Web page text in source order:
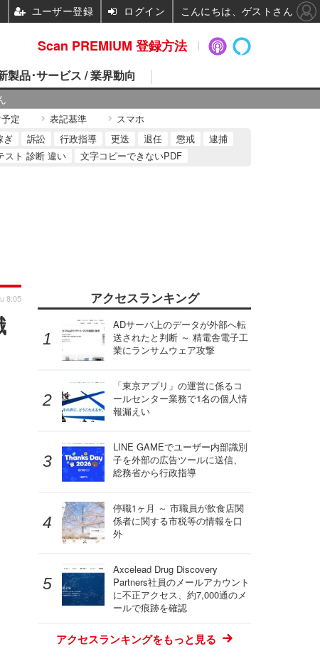
製品･サービス / 業界動向
定 表記基準 スマホ
ぎ 訴訟 行政指導 更迭 退任 懲戒
逮捕
スト 診断 違い 文字コピーできないPDF
8:05 アクセスランキング
ADサーバ上のデータが外部へ転
送されたと判断 ～ 精電舎電子工
業にランサムウェア攻撃
「東京アプリ」の運営に係るコ
ールセンター業務で1名の個人情
報漏えい
LINE GAMEでユーザー内部識別
子を外部の広告ツールに送信、
総務省から行政指導
停職1ヶ月 ～ 市職員が飲食店関
係者に関する市税等の情報を口
外
Axcelead Drug Discovery
Partners社員のメールアカウント
に不正アクセス、約7,000通のメ
ールで痕跡を確認
アクセスランキングをもっと見る
Scan PREMIUM 登録方法
ユーザー登録 ログイン こんにちは、ゲストさん